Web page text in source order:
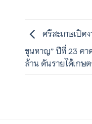
ศรีสะเกษเปิด
ขุนหาญ” ปีที่ 23 คา
ล้าน ดันรายได้เกษ